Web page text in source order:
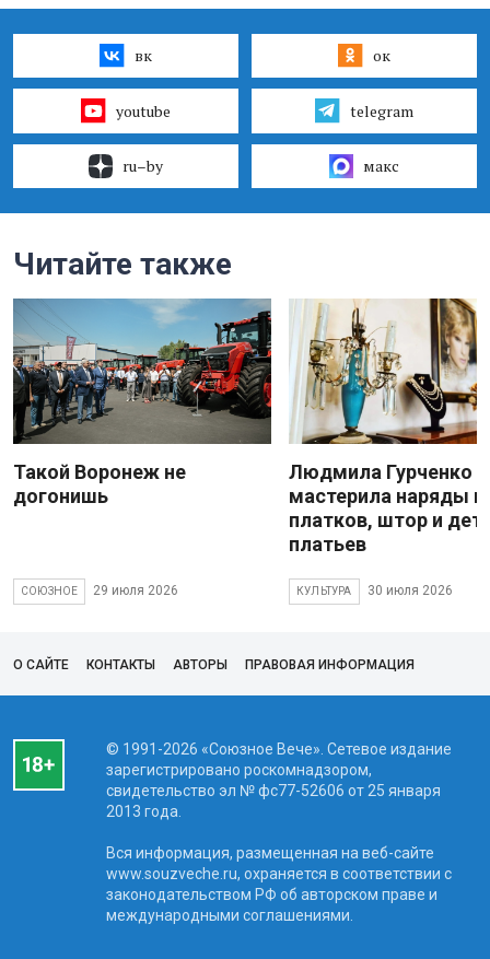
вк ок
youtube telegram
ru–by макс
Читайте также
Такой Воронеж не
догонишь
СОЮЗНОЕ 29 июля 2026
Людмила Гурченко
мастерила наряды
платков, штор и
платьев
КУЛЬТУРА 30 июля 2026
О САЙТЕ КОНТАКТЫ АВТОРЫ ПРАВОВАЯ ИНФОРМАЦИЯ
© 1991-2026 «Союзное Вече». Сетевое издание
зарегистрировано роскомнадзором,
свидетельство эл № фc77-52606 от 25 января
2013 года.
Вся информация, размещенная на веб-сайте
www.souzveche.ru, охраняется в соответствии с
законодательством РФ об авторском праве и
международными соглашениями.